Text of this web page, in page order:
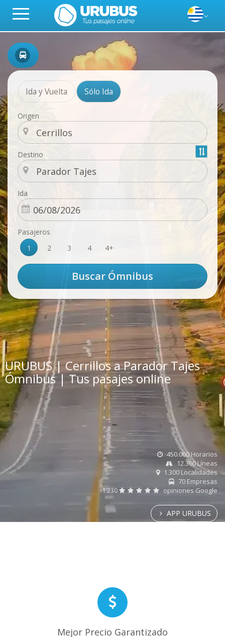
Ida y Vuelta Sólo Ida
Origen
Destino
Ida
Pasajeros
1
2 3 4 4+
URUBUS | Cerrillos a Parador Tajes
Ómnibus | Tus pasajes online
450.000 Horarios
12.300 Líneas
1.300 Localidades
70 Empresas
1.230
opiniones Google
APP URUBUS
Mejor Precio Garantizado